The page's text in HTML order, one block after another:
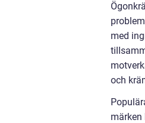
med
och
märken